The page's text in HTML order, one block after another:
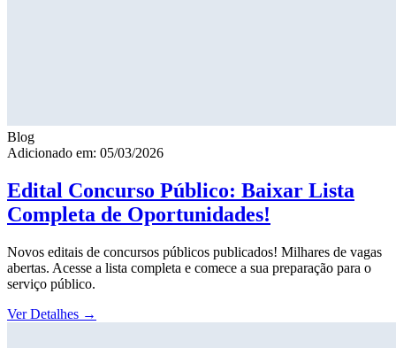
Blog
Adicionado em: 05/03/2026
Edital Concurso Público: Baixar Lista
Completa de Oportunidades!
Novos editais de concursos públicos publicados! Milhares de vagas
abertas. Acesse a lista completa e comece a sua preparação para o
serviço público.
Ver Detalhes →